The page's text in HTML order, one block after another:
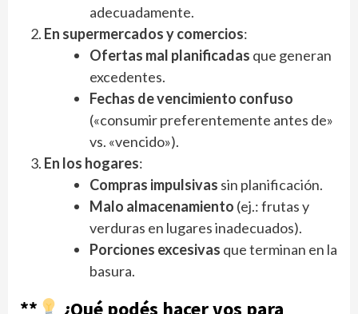
adecuadamente.
En supermercados y comercios:
Ofertas mal planificadas que generan
excedentes.
Fechas de vencimiento confuso
(«consumir preferentemente antes de»
vs. «vencido»).
En los hogares:
Compras impulsivas sin planificación.
Malo almacenamiento (ej.: frutas y
verduras en lugares inadecuados).
Porciones excesivas que terminan en la
basura.
** ¿Qué podés hacer vos para